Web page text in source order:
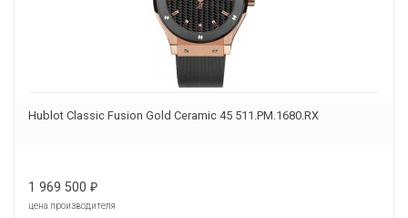
Hublot Classic Fusion Gold Ceramic 45 511.PM.1680.RX
1 969 500 ₽
цена производителя